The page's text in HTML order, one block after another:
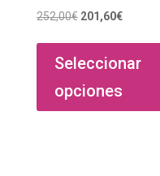
252,00€ El
original
252,00€.
201,60€El
actual
201,60€.
Seleccionar
opciones